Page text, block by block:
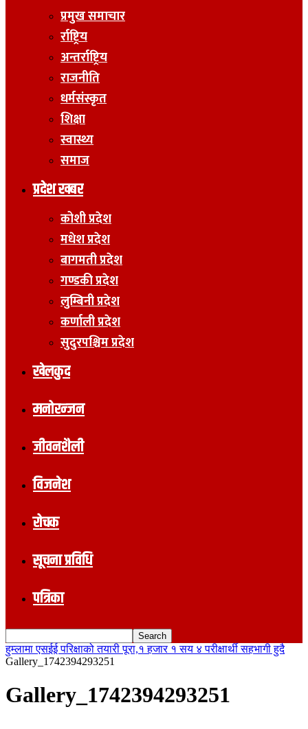
प्रमुख समाचार
र्राष्ट्रिय
अन्तर्राष्ट्रिय
राजनीति
धर्मसंस्कृत
शिक्षा
स्वास्थ्य
समाज
प्रदेश खबर
कोशी प्रदेश
मधेश प्रदेश
बागमती प्रदेश
गण्डकी प्रदेश
लुम्बिनी प्रदेश
कर्णाली प्रदेश
सुदुरपश्चिम प्रदेश
खेलकुद
मनोरन्जन
जीवनशैली
विजनेश
रोचक
सूचना प्रविधि
पत्रिका
हुम्लामा एसईई परिक्षाको तयारी पूरा,१ हजार १ सय ४ परीक्षार्थी सहभागी हुदै
Gallery_1742394293251
Gallery_1742394293251